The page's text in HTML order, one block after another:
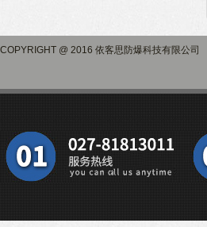
COPYRIGHT @ 2016 依客思防爆科技有限公司